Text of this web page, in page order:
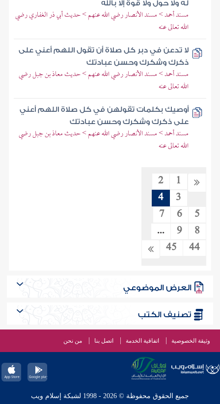
له ولا حول ولا قوة إلا بالله
مسند أحمد > مسند الأنصار رضي الله عنهم > حديث أبي ذر الغفاري رضي
الله تعالى عنه
لا تدعن في دبر كل صلاة أن تقول اللهم أعني على
ذكرك وشكرك وحسن عبادتك
مسند أحمد > مسند الأنصار رضي الله عنهم > حديث معاذ بن جبل رضي
الله تعالى عنه
أوصيك بكلمات تقولهن في كل صلاة اللهم أعني
على ذكرك وشكرك وحسن عبادتك
مسند أحمد > مسند الأنصار رضي الله عنهم > حديث معاذ بن جبل رضي
الله تعالى عنه
1
2
3
4
5
6
7
8
9
...
44
45
العرض الموضوعي
تصنيف الكتب
وثيقة الخصوصية اتفاقية الخدمة اتصل بنا من نحن
جميع الحقوق محفوظة © 2026 - 1998 لشبكة إسلام ويب